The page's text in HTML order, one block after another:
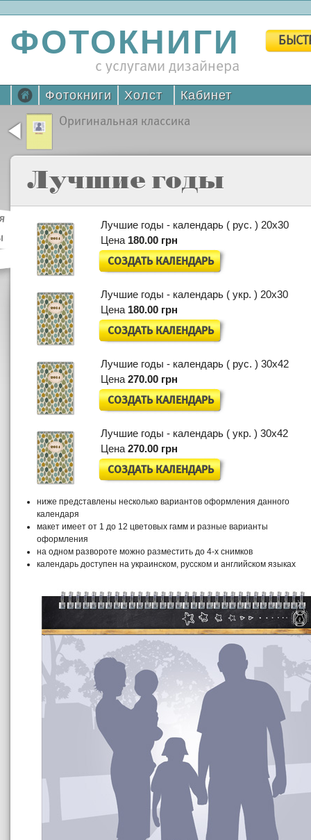
ФОТОКНИГИ
с услугами дизайнера
Фотокниги Холст Кабинет
Оригинальная классика
Лучшие годы
Лучшие годы - календарь ( рус. ) 20x30
Цена 180.00 грн
СОЗДАТЬ КАЛЕНДАРЬ
Лучшие годы - календарь ( укр. ) 20x30
Цена 180.00 грн
СОЗДАТЬ КАЛЕНДАРЬ
Лучшие годы - календарь ( рус. ) 30x42
Цена 270.00 грн
СОЗДАТЬ КАЛЕНДАРЬ
Лучшие годы - календарь ( укр. ) 30x42
Цена 270.00 грн
СОЗДАТЬ КАЛЕНДАРЬ
ниже представлены несколько вариантов оформления данного
календаря
макет имеет от 1 до 12 цветовых гамм и разные варианты
оформления
на одном развороте можно разместить до 4-х снимков
календарь доступен на украинском, русском и английском языках